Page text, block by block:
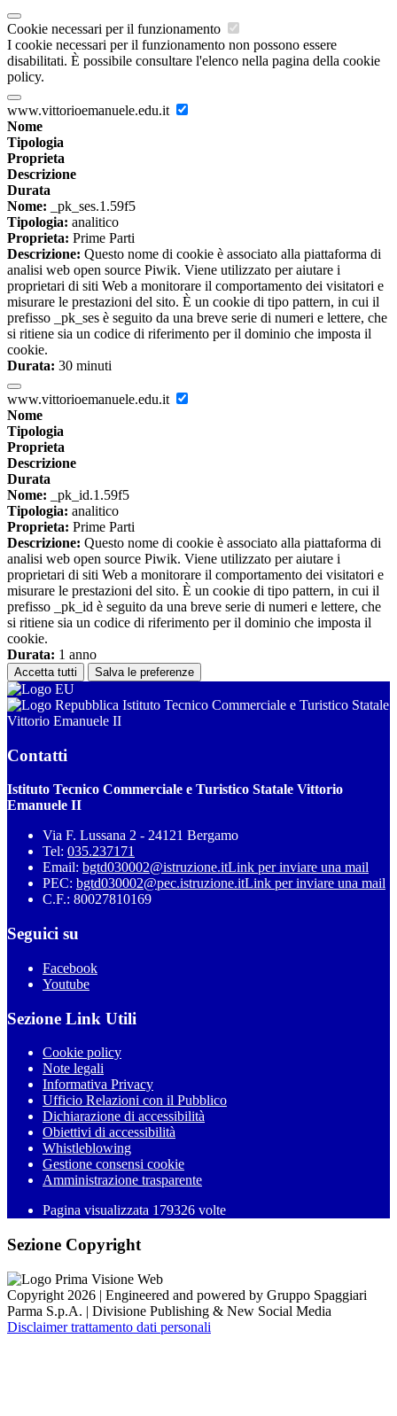
Cookie necessari per il funzionamento
I cookie necessari per il funzionamento non possono essere
disabilitati. È possibile consultare l'elenco nella pagina della cookie
policy.
www.vittorioemanuele.edu.it
Nome
Tipologia
Proprieta
Descrizione
Durata
Nome: _pk_ses.1.59f5
Tipologia: analitico
Proprieta: Prime Parti
Descrizione: Questo nome di cookie è associato alla piattaforma di
analisi web open source Piwik. Viene utilizzato per aiutare i
proprietari di siti Web a monitorare il comportamento dei visitatori e
misurare le prestazioni del sito. È un cookie di tipo pattern, in cui il
prefisso _pk_ses è seguito da una breve serie di numeri e lettere, che
si ritiene sia un codice di riferimento per il dominio che imposta il
cookie.
Durata: 30 minuti
www.vittorioemanuele.edu.it
Nome
Tipologia
Proprieta
Descrizione
Durata
Nome: _pk_id.1.59f5
Tipologia: analitico
Proprieta: Prime Parti
Descrizione: Questo nome di cookie è associato alla piattaforma di
analisi web open source Piwik. Viene utilizzato per aiutare i
proprietari di siti Web a monitorare il comportamento dei visitatori e
misurare le prestazioni del sito. È un cookie di tipo pattern, in cui il
prefisso _pk_id è seguito da una breve serie di numeri e lettere, che
si ritiene sia un codice di riferimento per il dominio che imposta il
cookie.
Durata: 1 anno
Accetta tutti Salva le preferenze
Istituto Tecnico Commerciale e Turistico Statale
Vittorio Emanuele II
Contatti
Istituto Tecnico Commerciale e Turistico Statale Vittorio
Emanuele II
Via F. Lussana 2 - 24121 Bergamo
Tel: 035.237171
Email: bgtd030002@istruzione.itLink per inviare una mail
PEC: bgtd030002@pec.istruzione.itLink per inviare una mail
C.F.: 80027810169
Seguici su
Facebook
Youtube
Sezione Link Utili
Cookie policy
Note legali
Informativa Privacy
Ufficio Relazioni con il Pubblico
Dichiarazione di accessibilità
Obiettivi di accessibilità
Whistleblowing
Gestione consensi cookie
Amministrazione trasparente
Pagina visualizzata 179326 volte
Sezione Copyright
Copyright 2026 | Engineered and powered by Gruppo Spaggiari
Parma S.p.A. | Divisione Publishing & New Social Media
Disclaimer trattamento dati personali